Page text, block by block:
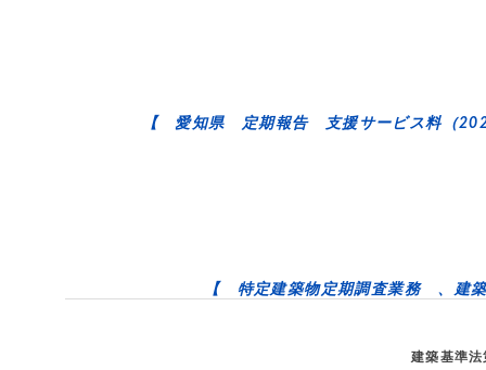
【 愛知県 定期報告 支援サービス料（
【 特定建築物定期調査業務 、建
建築基準法